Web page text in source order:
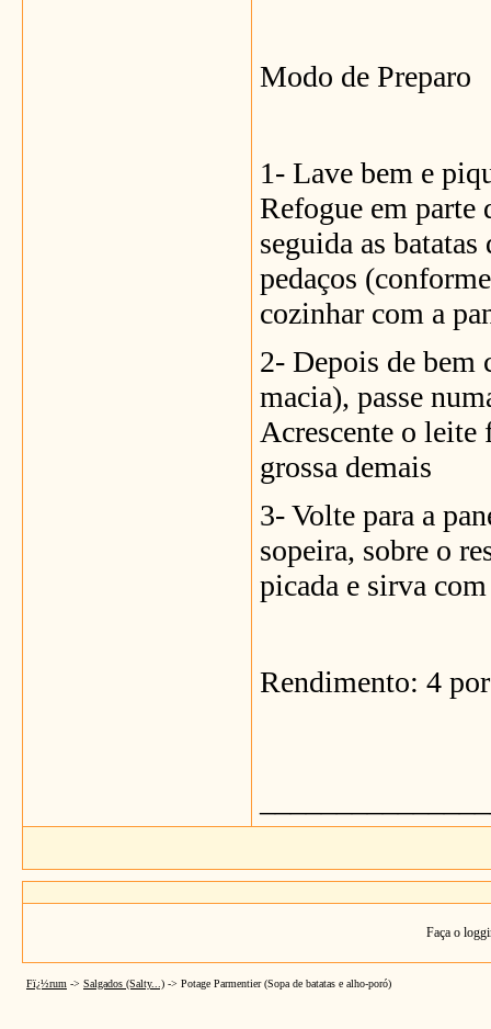
Modo de Preparo
1- Lave bem e
Refogue em parte
seguida as
pedaços
cozinhar com a
2- Depois de bem
macia), passe
Acrescente o leite
grossa demais
3- Volte para a
sopeira, sobre o
picada e sirva
Rendimento: 4
Faça o
Fï¿½rum -> Salgados (Salty...) -> Potage Parmentier (Sopa de batatas e alho-poró)